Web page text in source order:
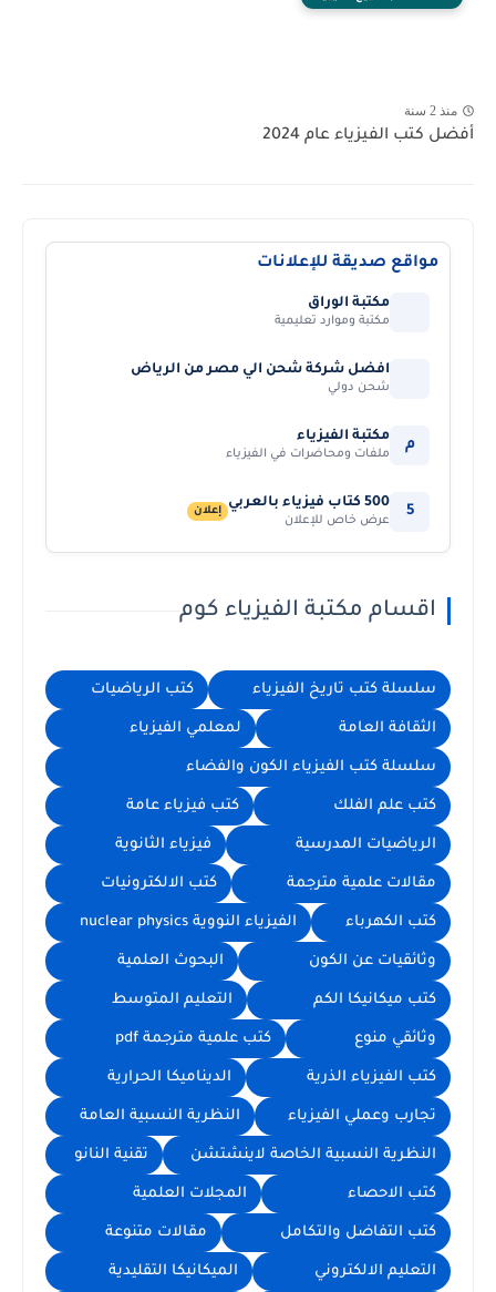
منذ 2 سنة
أفضل كتب الفيزياء عام 2024
مواقع صديقة للإعلانات
مكتبة الوراق
مكتبة وموارد تعليمية
افضل شركة شحن الي مصر من الرياض
شحن دولي
م مكتبة الفيزياء
ملفات ومحاضرات في الفيزياء
5 500 كتاب فيزياء بالعربي
عرض خاص للإعلان
إعلان
اقسام مكتبة الفيزياء كوم
سلسلة كتب تاريخ الفيزياء كتب الرياضيات
الثقافة العامة لمعلمي الفيزياء
سلسلة كتب الفيزياء الكون والفضاء
كتب علم الفلك كتب فيزياء عامة
الرياضيات المدرسية فيزياء الثانوية
مقالات علمية مترجمة كتب الالكترونيات
كتب الكهرباء الفيزياء النووية nuclear physics
وثائقيات عن الكون البحوث العلمية
كتب ميكانيكا الكم التعليم المتوسط
وثائقي منوع كتب علمية مترجمة pdf
كتب الفيزياء الذرية الديناميكا الحرارية
تجارب وعملي الفيزياء النظرية النسبية العامة
النظرية النسبية الخاصة لاينشتشن تقنية النانو
كتب الاحصاء المجلات العلمية
كتب التفاضل والتكامل مقالات متنوعة
التعليم الالكتروني الميكانيكا التقليدية